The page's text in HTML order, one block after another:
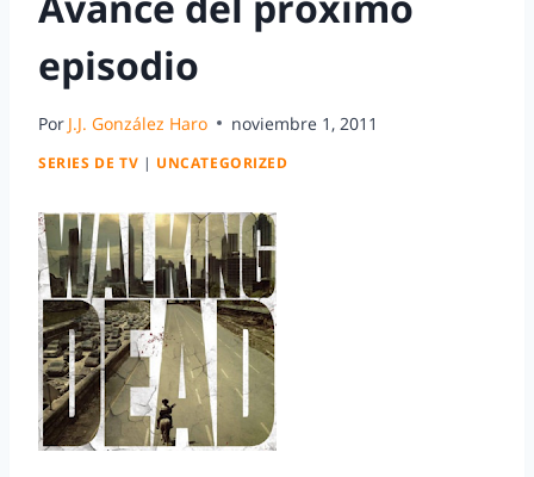
episodio
Por J.J. González Haro noviembre 1, 2011
SERIES DE TV | UNCATEGORIZED